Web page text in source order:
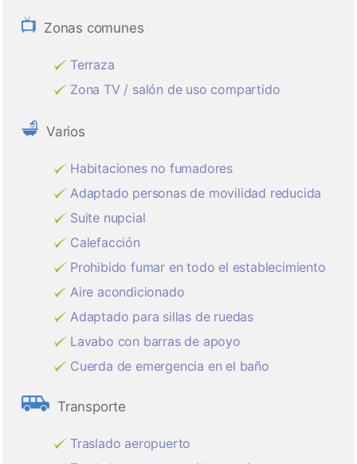
Zonas comunes
Terraza
Zona TV / salón de uso compartido
Varios
Habitaciones no fumadores
Adaptado personas de movilidad reducida
Suite nupcial
Calefacción
Prohibido fumar en todo el establecimiento
Aire acondicionado
Adaptado para sillas de ruedas
Lavabo con barras de apoyo
Cuerda de emergencia en el baño
Transporte
Traslado aeropuerto